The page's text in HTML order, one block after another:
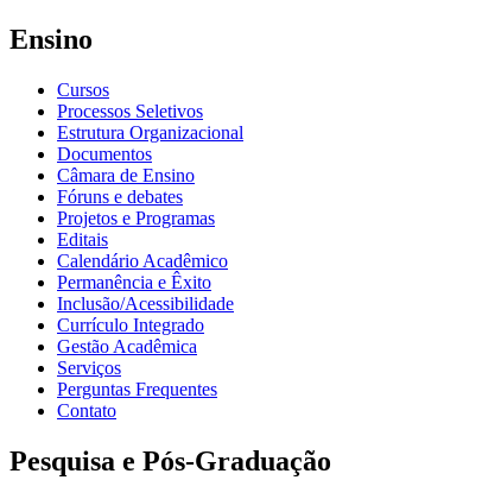
Ensino
Cursos
Processos Seletivos
Estrutura Organizacional
Documentos
Câmara de Ensino
Fóruns e debates
Projetos e Programas
Editais
Calendário Acadêmico
Permanência e Êxito
Inclusão/Acessibilidade
Currículo Integrado
Gestão Acadêmica
Serviços
Perguntas Frequentes
Contato
Pesquisa e Pós-Graduação